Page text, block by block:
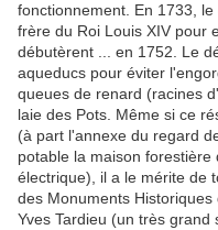
fonctionnement. En 1733,
frère du Roi Louis XIV pour
débutèrent ... en 1752. Le
aqueducs pour éviter
queues de renard (racines
laie des Pots. Même si ce
(à part l'annexe du regard
potable la maison
électrique), il a le mérite de
des Monuments
Yves Tardieu (un très